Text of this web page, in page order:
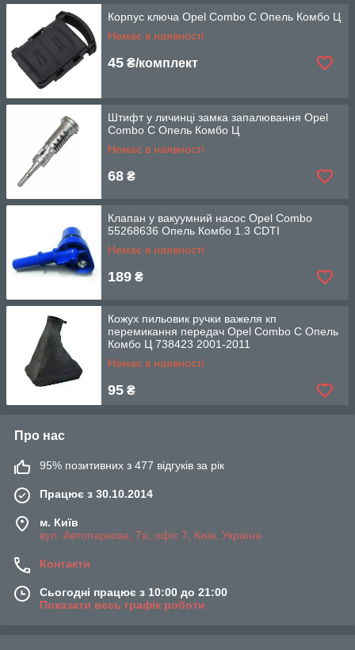
Корпус ключа Opel Combo C Опель Комбо Ц
Немає в наявності
45 ₴/комплект
Штифт у личинці замка запалювання Opel
Combo C Опель Комбо Ц
Немає в наявності
68 ₴
Клапан у вакуумний насоc Opel Combo
55268636 Опель Комбо 1.3 CDTI
Немає в наявності
189 ₴
Кожух пильовик ручки важеля кп
перемикання передач Opel Combo C Опель
Комбо Ц 738423 2001-2011
Немає в наявності
95 ₴
Про нас
95% позитивних з 477 відгуків за рік
Працює з 30.10.2014
м. Київ
вул. Автопаркова, 7а, офіс 7, Київ, Україна
Контакти
Сьогодні працює з 10:00 до 21:00
Показати весь графік роботи